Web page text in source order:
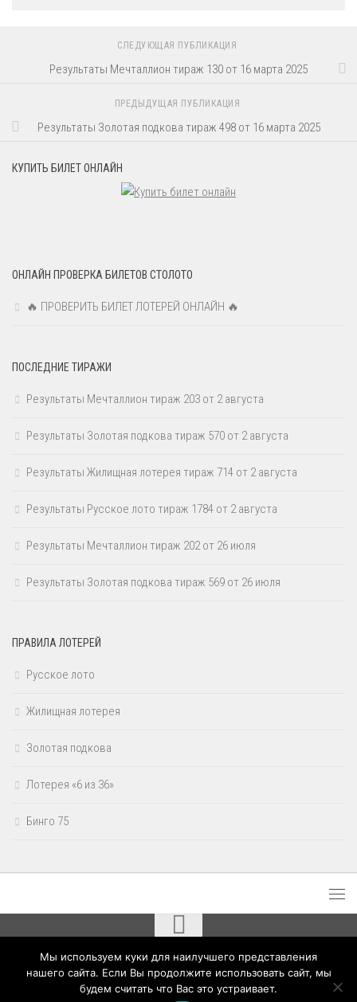
СЛЕДУЮЩАЯ ПУБЛИКАЦИЯ
Результаты Мечталлион тираж 130 от 16 марта 2025
ПРЕДЫДУЩАЯ ПУБЛИКАЦИЯ
Результаты Золотая подкова тираж 498 от 16 марта 2025
КУПИТЬ БИЛЕТ ОНЛАЙН
ОНЛАЙН ПРОВЕРКА БИЛЕТОВ СТОЛОТО
🔥 ПРОВЕРИТЬ БИЛЕТ ЛОТЕРЕЙ ОНЛАЙН 🔥
ПОСЛЕДНИЕ ТИРАЖИ
Результаты Мечталлион тираж 203 от 2 августа
Результаты Золотая подкова тираж 570 от 2 августа
Результаты Жилищная лотерея тираж 714 от 2 августа
Результаты Русское лото тираж 1784 от 2 августа
Результаты Мечталлион тираж 202 от 26 июля
Результаты Золотая подкова тираж 569 от 26 июля
ПРАВИЛА ЛОТЕРЕЙ
Русское лото
Жилищная лотерея
Золотая подкова
Лотерея «6 из 36»
Бинго 75
Результаты лотерей Столото © 2020 - 2026. Все права защищены.
Мы используем куки для наилучшего представления
нашего сайта. Если Вы продолжите использовать сайт, мы
будем считать что Вас это устраивает.